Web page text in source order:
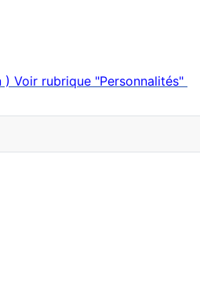
Voir rubrique "Personnalités"